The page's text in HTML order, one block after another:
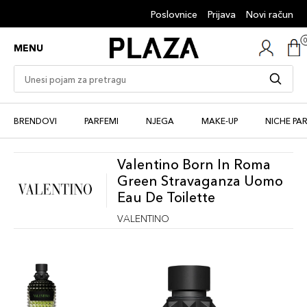
Poslovnice Prijava Novi račun
MENU
BRENDOVI PARFEMI NJEGA MAKE-UP NICHE
Valentino Born In Roma
Green Stravaganza Uomo
Eau De Toilette
VALENTINO